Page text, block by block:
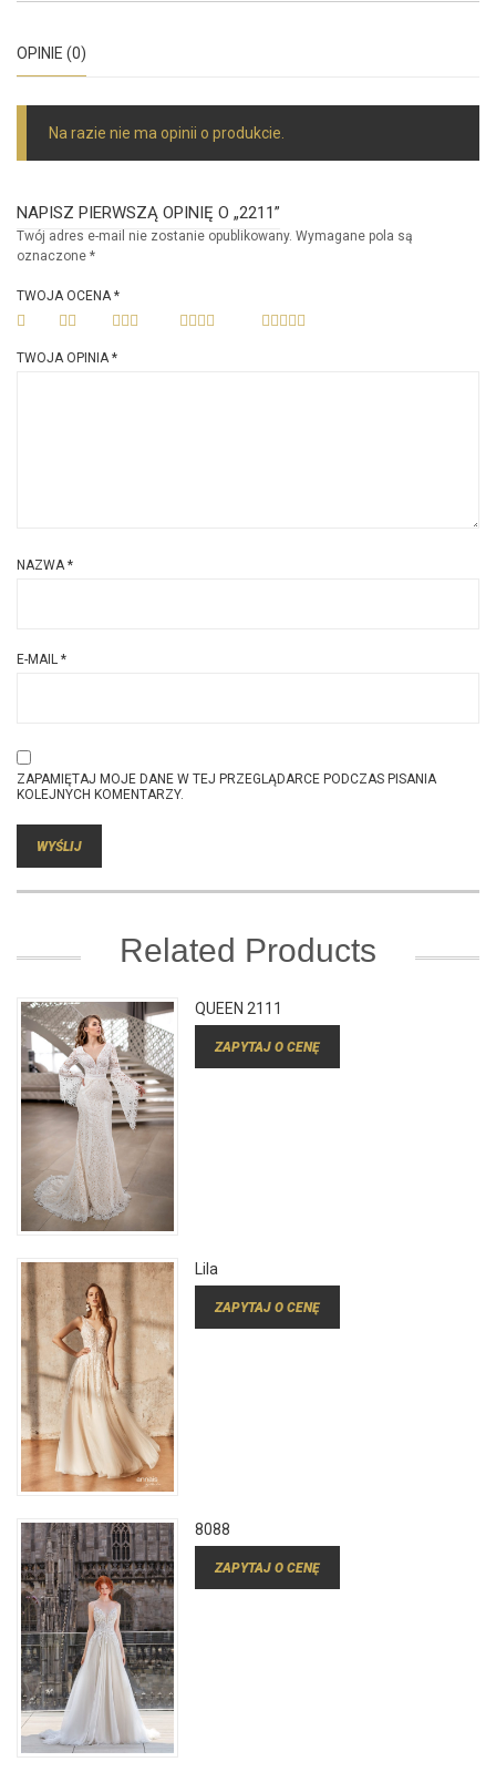
OPINIE (0)
Na razie nie ma opinii o produkcie.
NAPISZ PIERWSZĄ OPINIĘ O „2211”
Twój adres e-mail nie zostanie opublikowany. Wymagane pola są
oznaczone *
TWOJA OCENA *
TWOJA OPINIA *
NAZWA *
E-MAIL *
ZAPAMIĘTAJ MOJE DANE W TEJ PRZEGLĄDARCE PODCZAS PISANIA
KOLEJNYCH KOMENTARZY.
Related Products
QUEEN 2111
ZAPYTAJ O CENĘ
Lila
ZAPYTAJ O CENĘ
8088
ZAPYTAJ O CENĘ